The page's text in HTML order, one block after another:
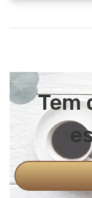
Tem